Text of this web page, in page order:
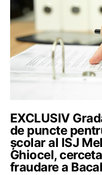
EXCLUSIV
de puncte
școlar al ISJ
Ghiocel,
fraudare a